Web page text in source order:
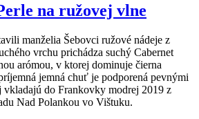
na ružovej vlne
manželia Šebovci ružové nádeje z
vrchu prichádza suchý Cabernet
arómou, v ktorej dominuje čierna
jemná chuť je podporená pevnými
do Frankovky modrej 2019 z
Nad Polankou vo Vištuku.